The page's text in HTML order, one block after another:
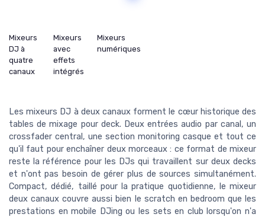
Mixeurs
DJ à
quatre
canaux
Mixeurs
avec
effets
intégrés
Mixeurs
numériques
Les mixeurs DJ à deux canaux forment le cœur historique des
tables de mixage pour deck. Deux entrées audio par canal, un
crossfader central, une section monitoring casque et tout ce
qu'il faut pour enchaîner deux morceaux : ce format de mixeur
reste la référence pour les DJs qui travaillent sur deux decks
et n'ont pas besoin de gérer plus de sources simultanément.
Compact, dédié, taillé pour la pratique quotidienne, le mixeur
deux canaux couvre aussi bien le scratch en bedroom que les
prestations en mobile DJing ou les sets en club lorsqu'on n'a